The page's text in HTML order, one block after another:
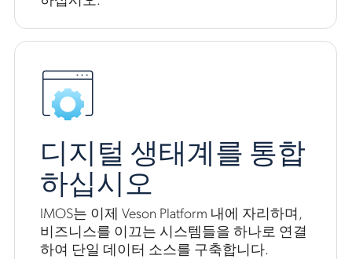
디지털 생태계를 통합
하십시오
IMOS는 이제 Veson Platform 내에 자리하며,
비즈니스를 이끄는 시스템들을 하나로 연결
하여 단일 데이터 소스를 구축합니다.